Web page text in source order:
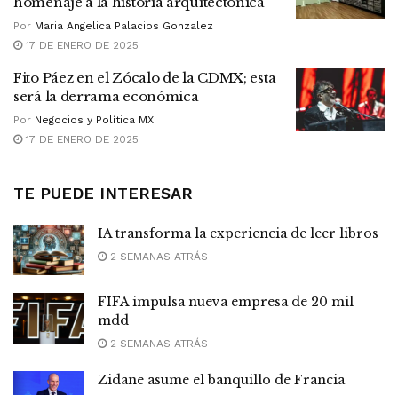
Por Maria Angelica Palacios Gonzalez
17 DE ENERO DE 2025
Fito Páez en el Zócalo de la CDMX; esta
será la derrama económica
Por Negocios y Política MX
17 DE ENERO DE 2025
TE PUEDE INTERESAR
IA transforma la experiencia de leer libros
2 SEMANAS ATRÁS
FIFA impulsa nueva empresa de 20 mil
mdd
2 SEMANAS ATRÁS
Zidane asume el banquillo de Francia